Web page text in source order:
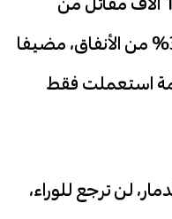
المقاومة، ولم يدمروا أكثر من 3% من الأنفاق، مضيفا
استعملت فقط
لن ترجع للوراء،